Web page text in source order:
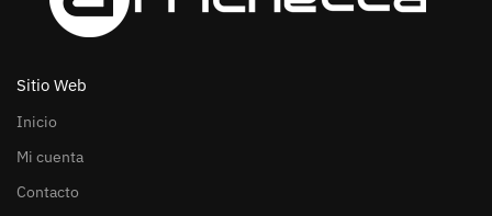
Sitio Web
Inicio
Mi cuenta
Contacto